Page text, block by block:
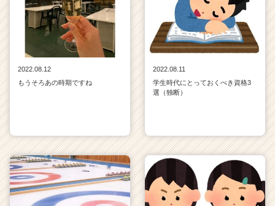
2022.08.12
もうそろあの時期ですね
2022.08.11
学生時代にとっておくべき資格3
選（独断）